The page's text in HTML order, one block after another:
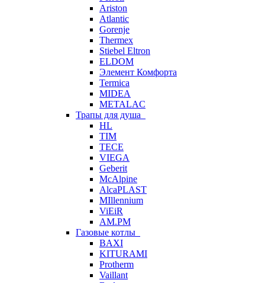
Ariston
Atlantic
Gorenje
Thermex
Stiebel Eltron
ELDOM
Элемент Комфорта
Termica
MIDEA
METALAC
Трапы для душа
HL
TIM
TECE
VIEGA
Geberit
McAlpine
AlcaPLAST
MIllennium
ViEiR
AM.PM
Газовые котлы
BAXI
KITURAMI
Protherm
Vaillant